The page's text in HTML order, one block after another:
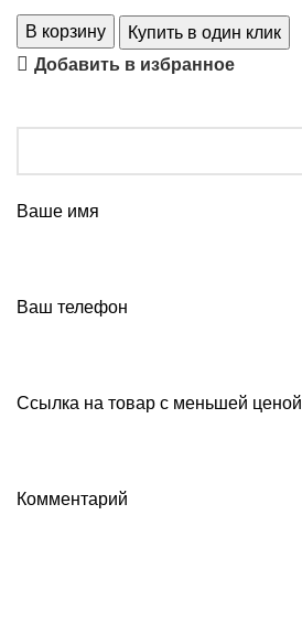
В корзину
Купить в один клик
Добавить в избранное
Ваше имя
Ваш телефон
Ссылка на товар с меньшей ценой
Комментарий